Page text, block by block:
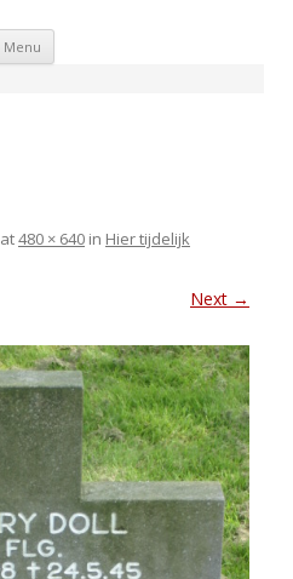
Menu Skip
at480 × 640 in Hier tijdelijk
Next →